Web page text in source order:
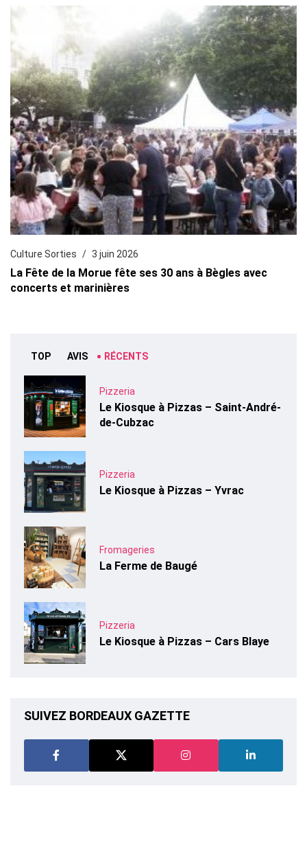
Culture Sorties 3 juin 2026
La Fête de la Morue fête ses 30 ans à Bègles avec
concerts et marinières
TOP AVIS RÉCENTS
Pizzeria
Le Kiosque à Pizzas – Saint-André-
de-Cubzac
Pizzeria
Le Kiosque à Pizzas – Yvrac
Fromageries
La Ferme de Baugé
Pizzeria
Le Kiosque à Pizzas – Cars Blaye
SUIVEZ BORDEAUX GAZETTE